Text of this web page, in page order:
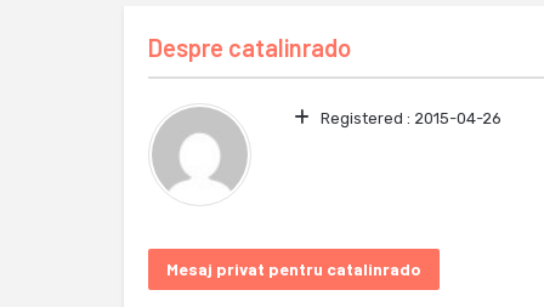
Despre catalinrado
Registered : 2015-04-26
Mesaj privat pentru catalinrado